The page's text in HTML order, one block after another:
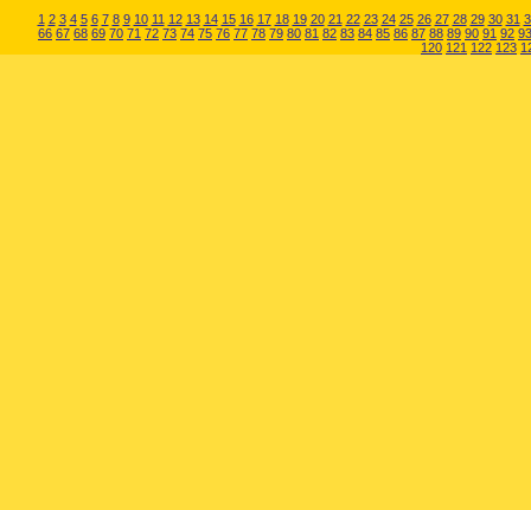
1 2 3 4 5 6 7 8 9 10 11 12 13 14 15 16 17 18 19 20 21 22 23 24 25 26 27 28 29 30 31
66 67 68 69 70 71 72 73 74 75 76 77 78 79 80 81 82 83 84 85 86 87 88 89 90 91 92 93
120 121 122 123